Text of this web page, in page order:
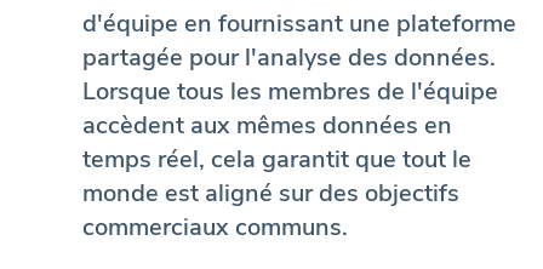
d'équipe en fournissant une plateforme
partagée pour l'analyse des données.
Lorsque tous les membres de l'équipe
accèdent aux mêmes données en
temps réel, cela garantit que tout le
monde est aligné sur des objectifs
commerciaux communs.